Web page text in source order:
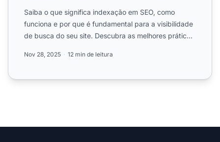
Saiba o que significa indexação em SEO, como
funciona e por que é fundamental para a visibilidade
de busca do seu site. Descubra as melhores práticas
Nov 28, 2025 12 min de leitura